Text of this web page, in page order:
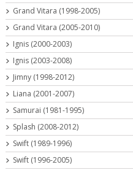
Grand Vitara (1998-2005)
Grand Vitara (2005-2010)
Ignis (2000-2003)
Ignis (2003-2008)
Jimny (1998-2012)
Liana (2001-2007)
Samurai (1981-1995)
Splash (2008-2012)
Swift (1989-1996)
Swift (1996-2005)